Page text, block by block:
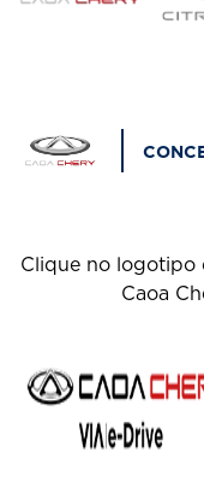
Clique no logotipo
Caoa